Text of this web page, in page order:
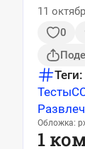
11
0
Теги:
Тесты
Обложка:
1